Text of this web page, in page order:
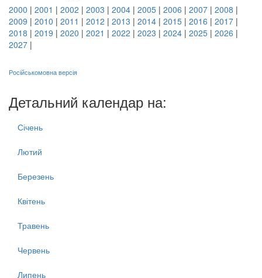
2000 | 2001 | 2002 | 2003 | 2004 | 2005 | 2006 | 2007 | 2008 |
2009 | 2010 | 2011 | 2012 | 2013 | 2014 | 2015 | 2016 | 2017 |
2018 | 2019 | 2020 | 2021 | 2022 | 2023 | 2024 | 2025 | 2026 |
2027 |
Російськомовна версія
Детальний календар на:
Січень
Лютий
Березень
Квітень
Травень
Червень
Липень